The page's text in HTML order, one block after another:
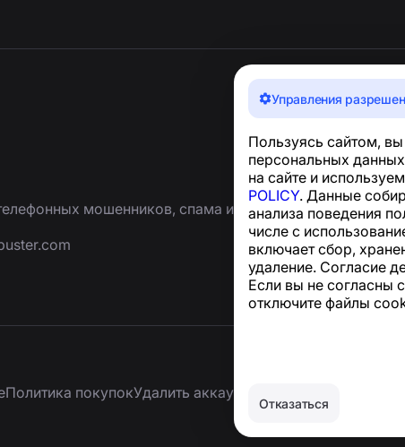
Управления
Пользуясь сайтом,
персональных
на сайте и
POLICY. Данные
анализа поведения
числе с
включает сбор,
удаление. Согласие
Если вы не согласны
отключите файлы
Отказаться
мошенников, спама и
Политика покупокУдалить аккаунт и персональные